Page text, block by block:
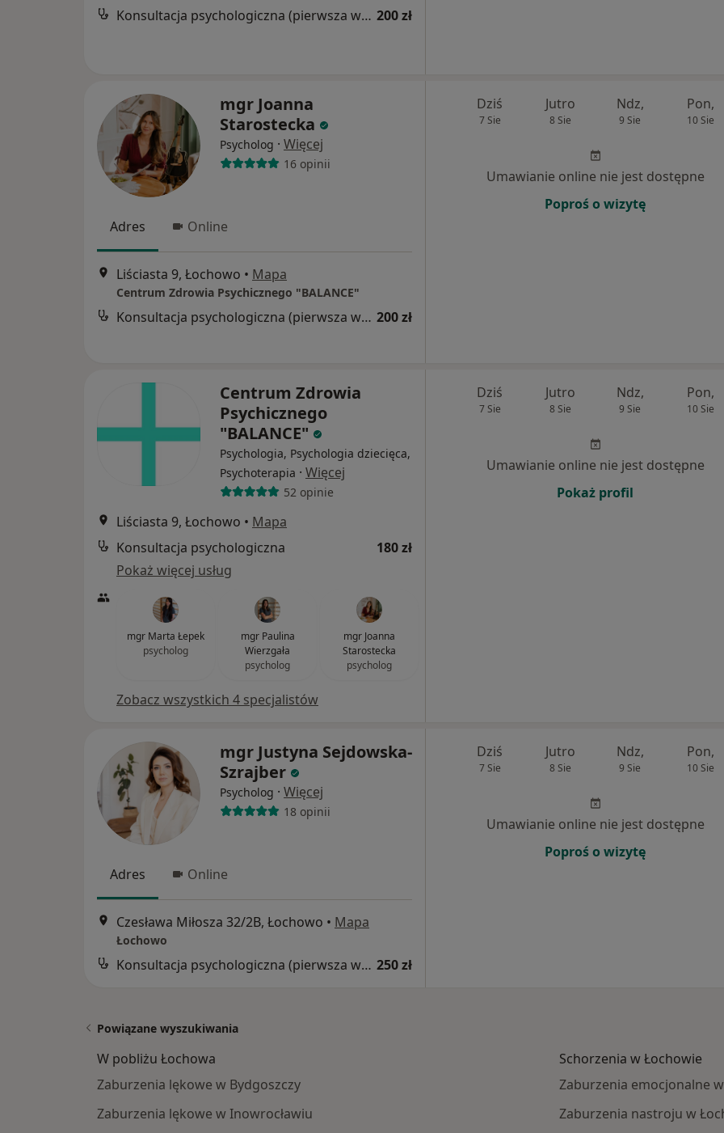
Konsultacja psychologiczna (pierwsza wizyta) 200 zł
mgr Joanna
Starostecka
Psycholog · Więcej
16 opinii
Adres Online
Liściasta 9, Łochowo • Mapa
Centrum Zdrowia Psychicznego "BALANCE"
Konsultacja psychologiczna (pierwsza wizyta) 200 zł
Dziś
7 Sie
Jutro
8 Sie
Ndz,
9 Sie
Pon,
10 Sie
Umawianie online nie jest dostępne
Poproś o wizytę
Centrum Zdrowia
Psychicznego
"BALANCE"
Psychologia, Psychologia dziecięca,
Psychoterapia · Więcej
52 opinie
Liściasta 9, Łochowo • Mapa
Konsultacja psychologiczna
180 zł
Pokaż więcej usług
mgr Marta Łepek
psycholog
mgr Paulina
Wierzgała
psycholog
mgr Joanna
Starostecka
psycholog
Zobacz wszystkich 4 specjalistów
Dziś
7 Sie
Jutro
8 Sie
Ndz,
9 Sie
Pon,
10 Sie
Umawianie online nie jest dostępne
Pokaż profil
mgr Justyna Sejdowska-
Szrajber
Psycholog · Więcej
18 opinii
Adres Online
Czesława Miłosza 32/2B, Łochowo • Mapa
Łochowo
Konsultacja psychologiczna (pierwsza wizyta) 250 zł
Dziś
7 Sie
Jutro
8 Sie
Ndz,
9 Sie
Pon,
10 Sie
Umawianie online nie jest dostępne
Poproś o wizytę
Powiązane wyszukiwania
W pobliżu Łochowa
Zaburzenia lękowe w Bydgoszczy
Zaburzenia lękowe w Inowrocławiu
Schorzenia w Łochowie
Zaburzenia emocjonalne
Zaburzenia nastroju w